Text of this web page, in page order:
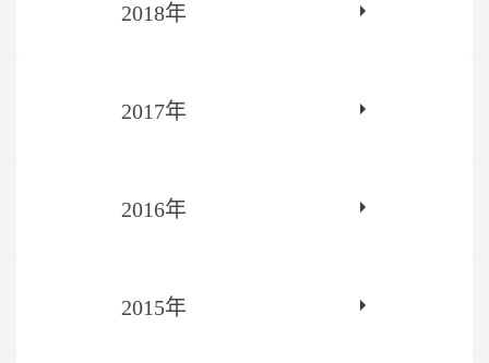
2018年
2017年
2016年
2015年